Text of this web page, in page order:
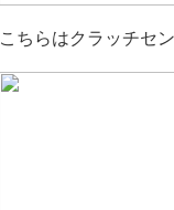
こちらはクラッチセ